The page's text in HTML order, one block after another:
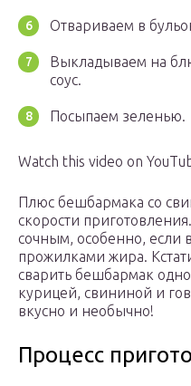
Отвариваем в
Выкладываем на
соус.
Посыпаем зеленью.
Watch this video on
Плюс бешбармака со
скорости
сочным, особенно, если
прожилками жира.
сварить бешбармак
курицей, свининой и
вкусно и необычно!
Процесс